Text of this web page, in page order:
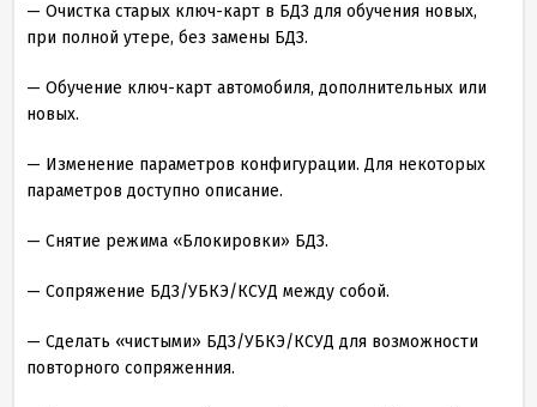
— Очистка старых ключ-карт в БДЗ для обучения новых,
при полной утере, без замены БДЗ.
— Обучение ключ-карт автомобиля, дополнительных или
новых.
— Изменение параметров конфигурации. Для некоторых
параметров доступно описание.
— Снятие режима «Блокировки» БДЗ.
— Сопряжение БДЗ/УБКЭ/КСУД между собой.
— Сделать «чистыми» БДЗ/УБКЭ/КСУД для возможности
повторного сопряженния.